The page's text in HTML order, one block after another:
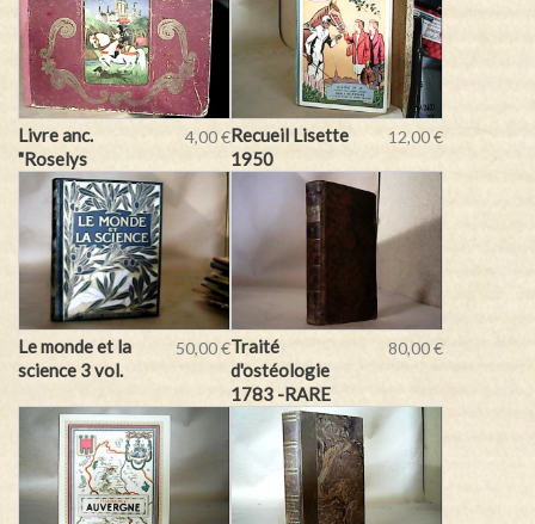
Livre anc.
"Roselys
4,00 €Recueil Lisette
1950
12,00 €
Le monde et la
science 3 vol.
50,00 €Traité
d'ostéologie
1783 -RARE
80,00 €